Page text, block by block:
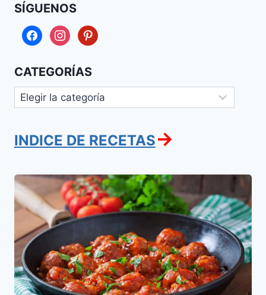
SÍGUENOS
facebookinstagrampinterest
CATEGORÍAS
Categorías
INDICE DE RECETAS→
Gefilte
Fish
a
Veracruzana